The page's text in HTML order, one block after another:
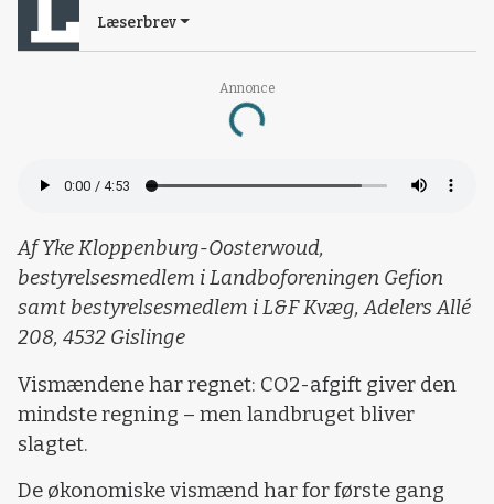
Annonce
Loading...
Læserbrev
Af Yke Kloppenburg-Oosterwoud,
bestyrelsesmedlem i Landboforeningen Gefion
samt bestyrelsesmedlem i L&F Kvæg, Adelers Allé
208, 4532 Gislinge
Vismændene har regnet: CO2-afgift giver den
mindste regning – men landbruget bliver
slagtet.
De økonomiske vismænd har for første gang